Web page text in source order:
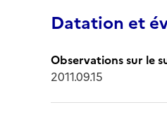
Datation et
Observations sur le
2011.09.15